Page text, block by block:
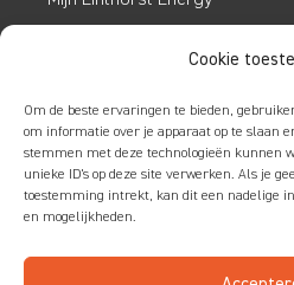
Cookie
Om de beste ervaringen te bieden,
om informatie over je apparaat op te slaan
stemmen met deze technologieën kunnen
unieke ID's op deze site verwerken. Als je
toestemming intrekt, kan dit een nadelige
en mogelijkheden.
Klantenservice
Veelgestelde vragen
Service & contact
Bel055 – 2017005